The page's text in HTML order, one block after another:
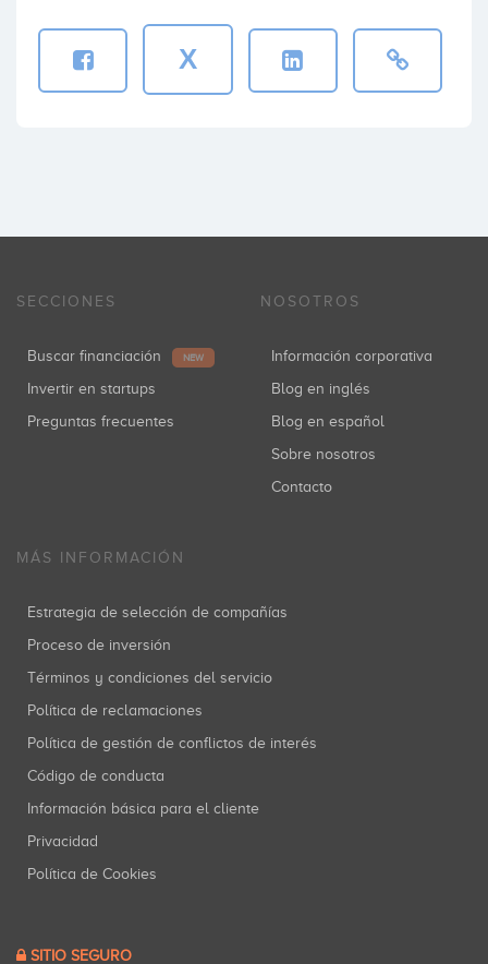
X
SECCIONES
Buscar financiación NEW
Invertir en startups
Preguntas frecuentes
NOSOTROS
Información corporativa
Blog en inglés
Blog en español
Sobre nosotros
Contacto
MÁS INFORMACIÓN
Estrategia de selección de compañías
Proceso de inversión
Términos y condiciones del servicio
Política de reclamaciones
Política de gestión de conflictos de interés
Código de conducta
Información básica para el cliente
Privacidad
Política de Cookies
SITIO SEGURO